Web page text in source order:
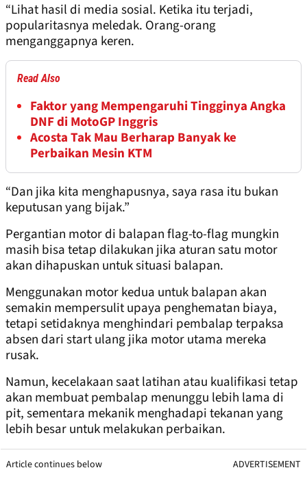
“Lihat hasil di media sosial. Ketika itu terjadi,
popularitasnya meledak. Orang-orang
menganggapnya keren.
Read Also
Faktor yang Mempengaruhi Tingginya Angka
DNF di MotoGP Inggris
Acosta Tak Mau Berharap Banyak ke
Perbaikan Mesin KTM
“Dan jika kita menghapusnya, saya rasa itu bukan
keputusan yang bijak.”
Pergantian motor di balapan flag-to-flag mungkin
masih bisa tetap dilakukan jika aturan satu motor
akan dihapuskan untuk situasi balapan.
Menggunakan motor kedua untuk balapan akan
semakin mempersulit upaya penghematan biaya,
tetapi setidaknya menghindari pembalap terpaksa
absen dari start ulang jika motor utama mereka
rusak.
Namun, kecelakaan saat latihan atau kualifikasi tetap
akan membuat pembalap menunggu lebih lama di
pit, sementara mekanik menghadapi tekanan yang
lebih besar untuk melakukan perbaikan.
Article continues below ADVERTISEMENT